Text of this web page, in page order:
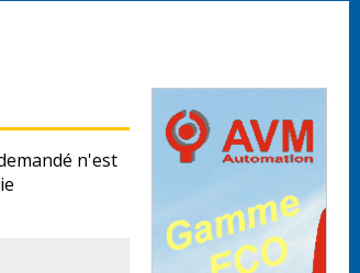
n'est